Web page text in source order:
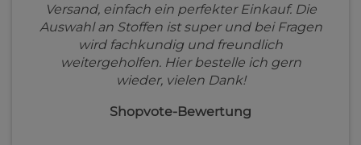
Versand, einfach ein perfekter Einkauf. Die
Auswahl an Stoffen ist super und bei Fragen
wird fachkundig und freundlich
weitergeholfen. Hier bestelle ich gern
wieder, vielen Dank!
Shopvote-Bewertung